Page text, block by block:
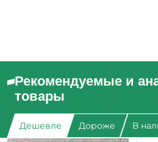
Рекомендуемые и
товары
Дешевле Дороже В